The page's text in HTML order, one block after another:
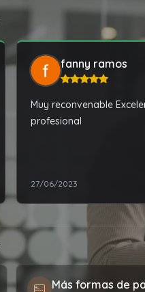
fanny ramos
Muy reconvenable
profesional
27/06/2023
Más formas de